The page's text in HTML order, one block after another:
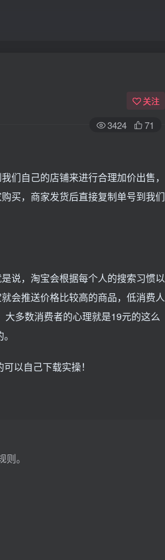
关注
3424 71
们自己的店铺来进行合理加价出售，
买，商家发货后直接复制单号到我们
说，淘宝会根据每个人的搜索习惯以
会推送价格比较高的商品，低消费人
多数消费者的心理就是19元的这么
以自己下载实操！
。